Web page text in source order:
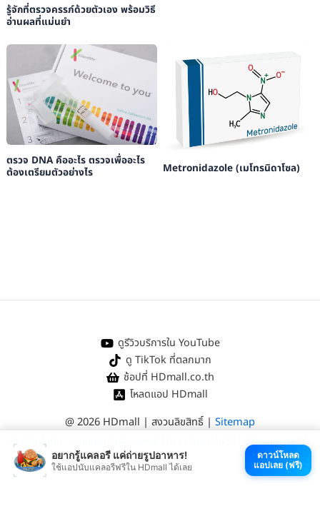
รู้จักที่ตรวจครรภ์ด้วยตัวเอง พร้อมวิธี
อ่านผลที่แม่นยำ
ตรวจ DNA คืออะไร ตรวจเพื่ออะไร
ต้องเตรียมตัวอย่างไร
Metronidazole (เมโทรนิดาโซล)
ดูรีวิวบริการใน YouTube
ดู TikTok ที่ตลกมาก
ช้อปที่ HDmall.co.th
โหลดแอป HDmall
@ 2026 HDmall | สงวนลิขสิทธิ์ | Sitemap
หาคลินิกใกล้บ้าน ตรวจสุขภาพทั่วไป
อยากรู้แคลอรี แค่ถ่ายรูปอาหาร!
ใช้แอปนับแคลอรีฟรีใน HDmall ได้เลย
ดาวน์โหลด
แอปเลย (ฟรี)